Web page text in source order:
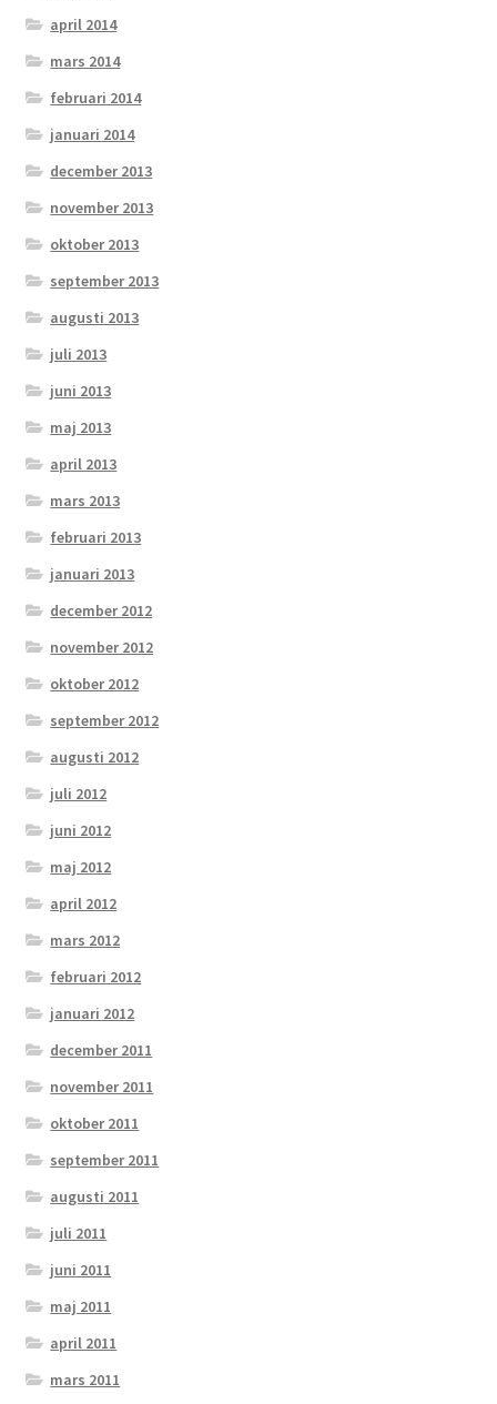
april 2014
mars 2014
februari 2014
januari 2014
december 2013
november 2013
oktober 2013
september 2013
augusti 2013
juli 2013
juni 2013
maj 2013
april 2013
mars 2013
februari 2013
januari 2013
december 2012
november 2012
oktober 2012
september 2012
augusti 2012
juli 2012
juni 2012
maj 2012
april 2012
mars 2012
februari 2012
januari 2012
december 2011
november 2011
oktober 2011
september 2011
augusti 2011
juli 2011
juni 2011
maj 2011
april 2011
mars 2011